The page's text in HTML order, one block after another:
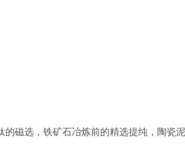
磁选，铁矿石冶炼前的精选提纯，陶瓷